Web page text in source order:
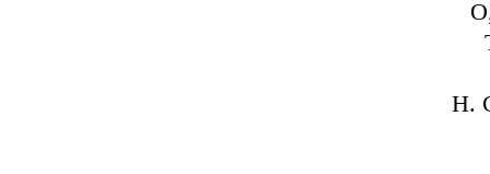
Н.